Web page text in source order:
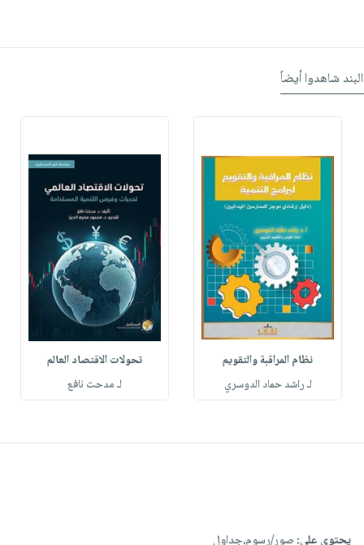
شاهدوا أيضاً
نظام المراقبة والتقويم
لـ راشد حماد الدوسري
تحولات الاقتصاد العالم
لـ مدحت نافع